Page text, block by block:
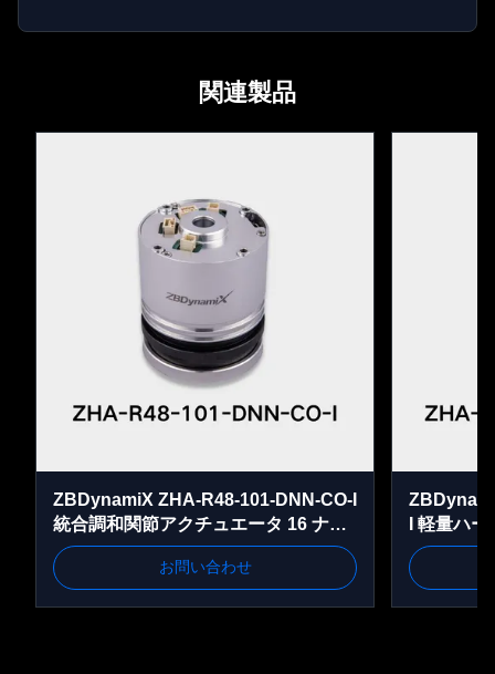
関連製品
ZBDynamiX ZHA-R48-101-DNN-CO-I
統合調和関節アクチュエータ 16 ナニ
オンピークトーク 101:1比 OD48ミリ
お問い合わせ
I 軽量ハ
ュエータ
比